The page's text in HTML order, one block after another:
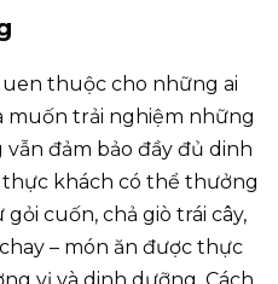
thuộc cho những ai
muốn trải nghiệm những
đảm bảo đầy đủ dinh
thực khách có thể thưởng
cuốn, chả giò trái cây,
– món ăn được thực